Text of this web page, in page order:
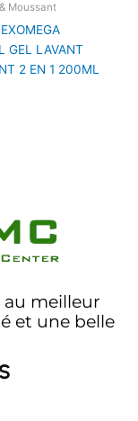
Moussant
GEL LAVANT
2 EN 1 200ML
meilleur
et une belle